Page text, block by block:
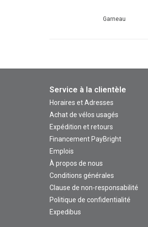
Garneau
Service à la clientèle
Horaires et Adresses
Achat de vélos usagés
Expédition et retours
Financement PayBright
Emplois
À propos de nous
Conditions générales
Clause de non-responsabilité
Politique de confidentialité
Expedibus